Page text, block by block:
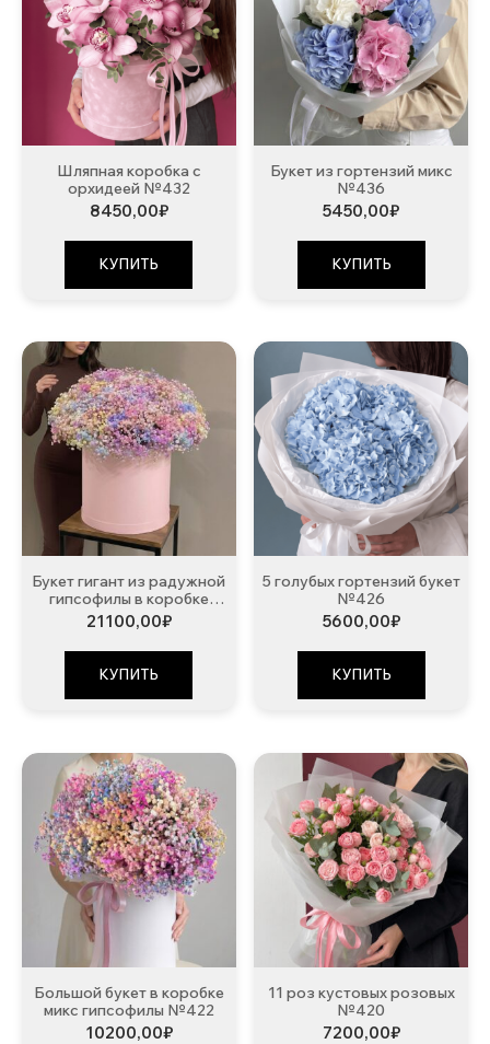
Шляпная коробка с
орхидеей №432
8450,00₽
КУПИТЬ
Букет из гортензий микс
№436
5450,00₽
КУПИТЬ
Букет гигант из радужной
гипсофилы в коробке
№472
21100,00₽
КУПИТЬ
5 голубых гортензий букет
№426
5600,00₽
КУПИТЬ
Большой букет в коробке
микс гипсофилы №422
10200,00₽
11 роз кустовых розовых
№420
7200,00₽